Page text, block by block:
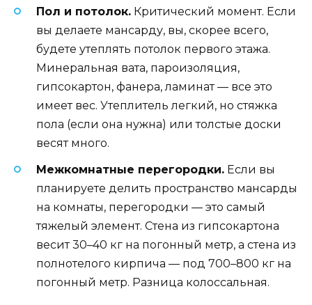
Пол и потолок. Критический момент. Если
вы делаете мансарду, вы, скорее всего,
будете утеплять потолок первого этажа.
Минеральная вата, пароизоляция,
гипсокартон, фанера, ламинат — все это
имеет вес. Утеплитель легкий, но стяжка
пола (если она нужна) или толстые доски
весят много.
Межкомнатные перегородки. Если вы
планируете делить пространство мансарды
на комнаты, перегородки — это самый
тяжелый элемент. Стена из гипсокартона
весит 30–40 кг на погонный метр, а стена из
полнотелого кирпича — под 700–800 кг на
погонный метр. Разница колоссальная.